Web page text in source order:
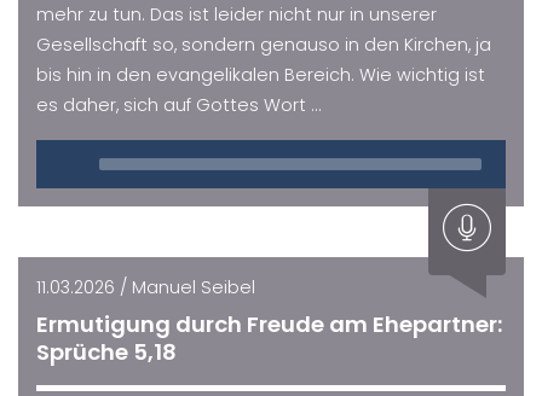
mehr zu tun. Das ist leider nicht nur in unserer
Gesellschaft so, sondern genauso in den Kirchen, ja
bis hin in den evangelikalen Bereich. Wie wichtig ist
es daher, sich auf Gottes Wort ...
Player
11.03.2026 / Manuel Seibel
Ermutigung durch Freude am Ehepartner:
Sprüche 5,18